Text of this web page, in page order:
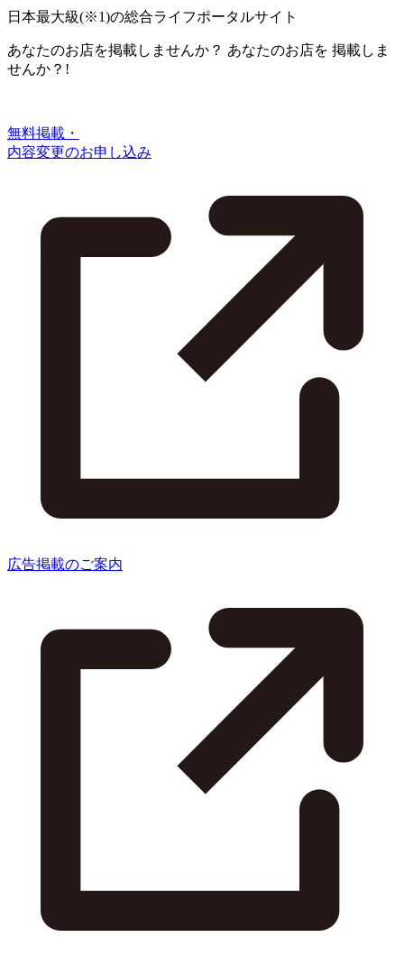
日本最大級(※1)の総合ライフポータルサイト
あなたのお店を掲載しませんか？ あなたのお店を 掲載しま
せんか？!
無料掲載・
内容変更のお申し込み
広告掲載のご案内